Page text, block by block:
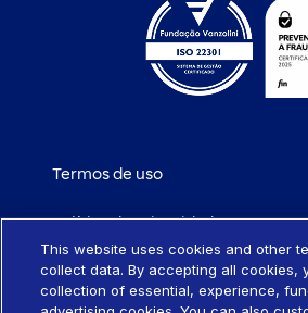
Termos de uso
Política de privacidade
Política de cookies
This website uses cookies and other
collect data. By accepting all cookies,
collection of essential, experience,